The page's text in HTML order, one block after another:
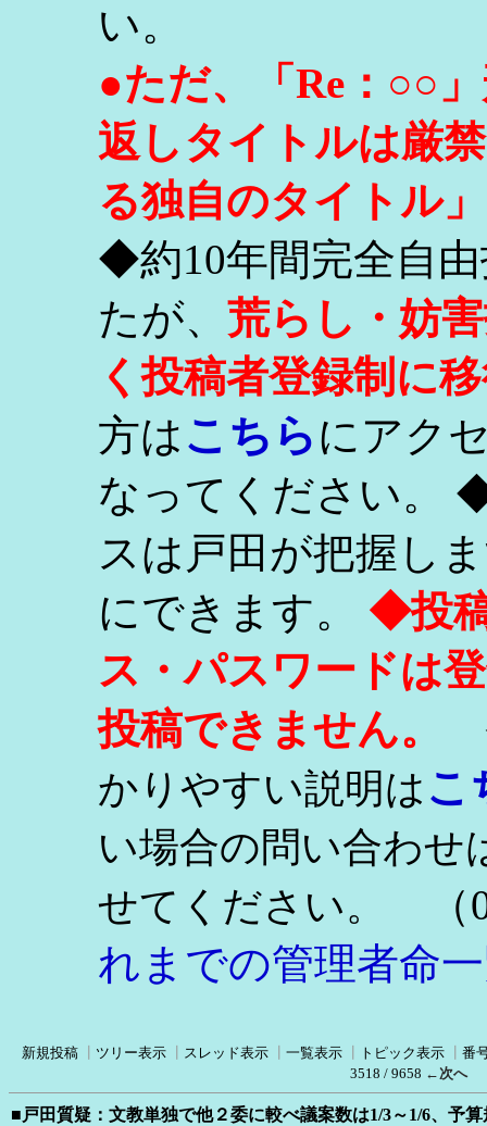
い。
●ただ、「Re：○○
返しタイトルは厳
る独自のタイトル
◆約10年間完全自
たが、 荒らし・妨
く投稿者登録制に
方はこちらにアク
なってください。
スは戸田が把握し
にできます。 ◆投
ス・パスワードは
投稿できません。
かりやすい説明はこ
い場合の問い合わせ
せてください。
（
れまでの管理者命
新規投稿 ツリー表示 スレッド表示 一覧表示 トピック表示
番
3518 / 9658 ←次へ
■戸田質疑：文教単独で他２委に較べ議案数は1/3～1/6、予算